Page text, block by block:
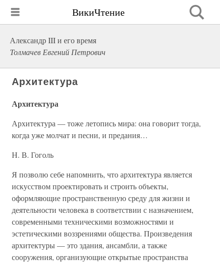
ВикиЧтение
Александр III и его время
Толмачев Евгений Петрович
Архитектура
Архитектура
Архитектура — тоже летопись мира: она говорит тогда,
когда уже молчат и песни, и предания…
Н. В. Гоголь
Я позволю себе напомнить, что архитектура является
искусством проектировать и строить объекты,
оформляющие пространственную среду для жизни и
деятельности человека в соответствии с назначением,
современными техническими возможностями и
эстетическими воззрениями общества. Произведения
архитектуры — это здания, ансамбли, а также
сооружения, организующие открытые пространства